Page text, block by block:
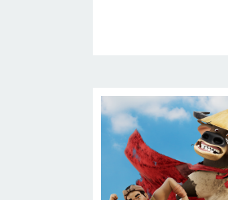
Nguyễn Thước đã
cũng lắng nghe các
nghiệp để ngành
theo xu hướng mới.